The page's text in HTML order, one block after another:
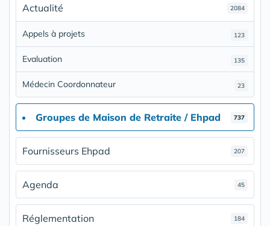
Actualité 2084
Appels à projets 123
Evaluation 135
Médecin Coordonnateur 23
Groupes de Maison de Retraite / Ehpad 737
Fournisseurs Ehpad 207
Agenda 45
Réglementation 184